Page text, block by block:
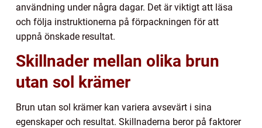
användning under några dagar. Det är viktigt att läsa
och följa instruktionerna på förpackningen för att
uppnå önskade resultat.
Skillnader mellan olika brun
utan sol krämer
Brun utan sol krämer kan variera avsevärt i sina
egenskaper och resultat. Skillnaderna beror på faktorer